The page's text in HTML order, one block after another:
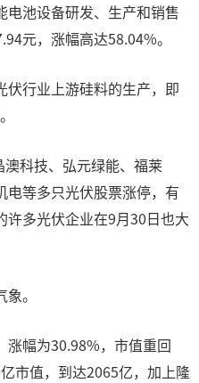
池设备研发、生产和销售
元，涨幅高达58.04%。
行业上游硅料的生产，即
科技、弘元绿能、福莱
等多只光伏股票涨停，有
许多光伏企业在9月30日也大
。
涨幅为30.98%，市值重回
市值，到达2065亿，加上隆